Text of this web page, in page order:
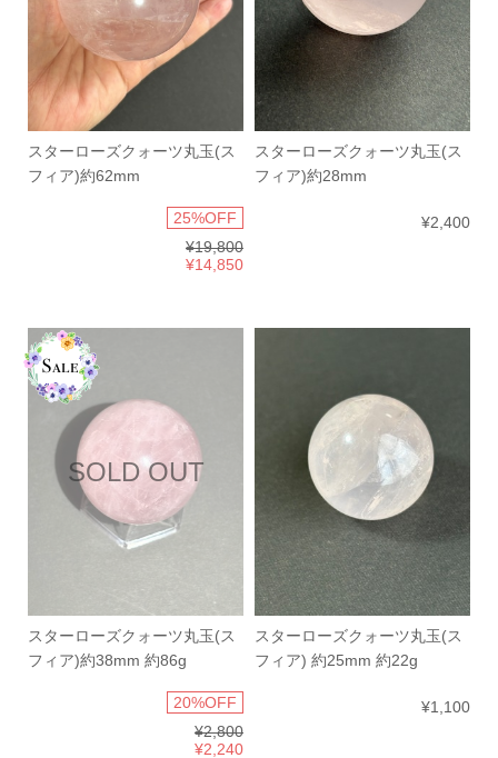
スターローズクォーツ丸玉(ス
フィア)約62mm
25%OFF
¥19,800
¥14,850
スターローズクォーツ丸玉(ス
フィア)約28mm
¥2,400
SOLD OUT
スターローズクォーツ丸玉(ス
フィア)約38mm 約86g
20%OFF
¥2,800
¥2,240
スターローズクォーツ丸玉(ス
フィア) 約25mm 約22g
¥1,100